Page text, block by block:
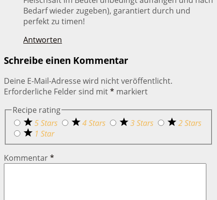
Bedarf wieder zugeben), garantiert durch und
perfekt zu timen!
Antworten
Schreibe einen Kommentar
Deine E-Mail-Adresse wird nicht veröffentlicht.
Erforderliche Felder sind mit* markiert
Recipe rating
5 Stars
4 Stars 3 Stars
2 Stars
1 Star
Kommentar*